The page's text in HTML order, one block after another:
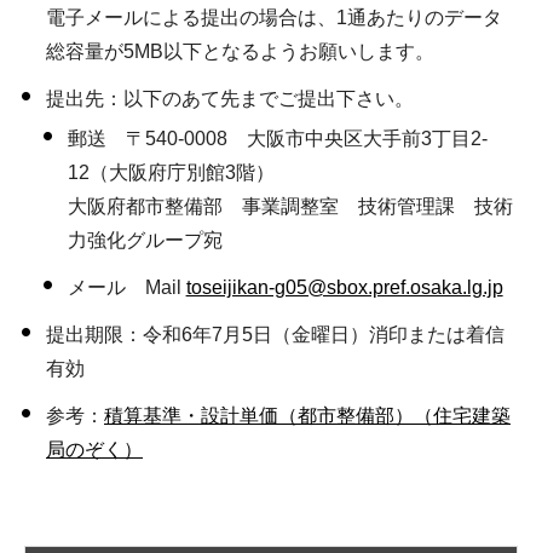
電子メールによる提出の場合は、1通あたりのデータ
総容量が5MB以下となるようお願いします。
提出先：以下のあて先までご提出下さい。
郵送 〒540-0008 大阪市中央区大手前3丁目2-
12（大阪府庁別館3階）
大阪府都市整備部 事業調整室 技術管理課 技術
力強化グループ宛
メール Mail toseijikan-g05@sbox.pref.osaka.lg.jp
提出期限：令和6年7月5日（金曜日）消印または着信
有効
参考： 積算基準・設計単価（都市整備部）（住宅建築
局のぞく）